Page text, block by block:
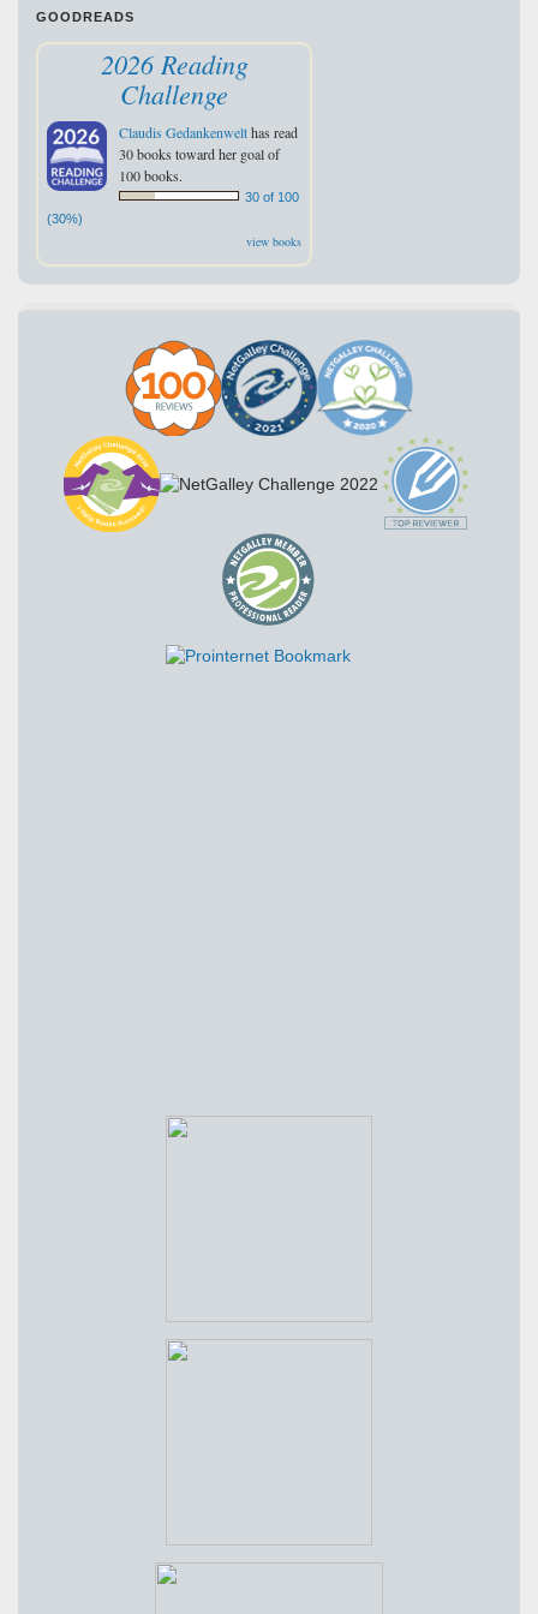
GOODREADS
2026 Reading
Challenge
Claudis Gedankenwelthas read
30 books toward her goal of
100 books.
30 of 100
(30%)
view books